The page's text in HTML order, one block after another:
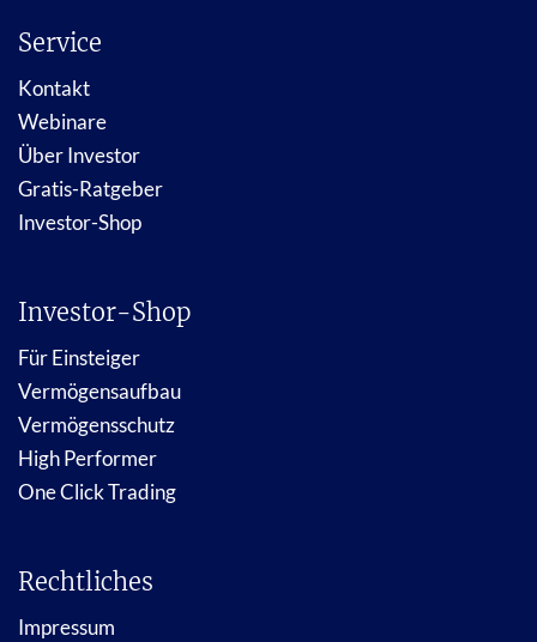
Service
Kontakt
Webinare
Über Investor
Gratis-Ratgeber
Investor-Shop
Investor-Shop
Für Einsteiger
Vermögensaufbau
Vermögensschutz
High Performer
One Click Trading
Rechtliches
Impressum